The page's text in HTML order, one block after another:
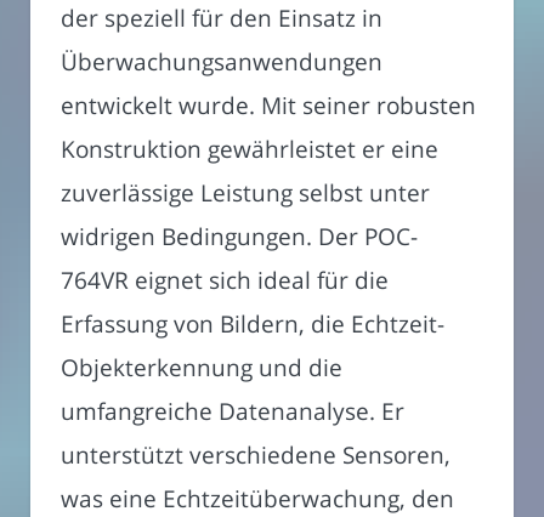
der speziell für den Einsatz in
Überwachungsanwendungen
entwickelt wurde. Mit seiner robusten
Konstruktion gewährleistet er eine
zuverlässige Leistung selbst unter
widrigen Bedingungen. Der POC-
764VR eignet sich ideal für die
Erfassung von Bildern, die Echtzeit-
Objekterkennung und die
umfangreiche Datenanalyse. Er
unterstützt verschiedene Sensoren,
was eine Echtzeitüberwachung, den